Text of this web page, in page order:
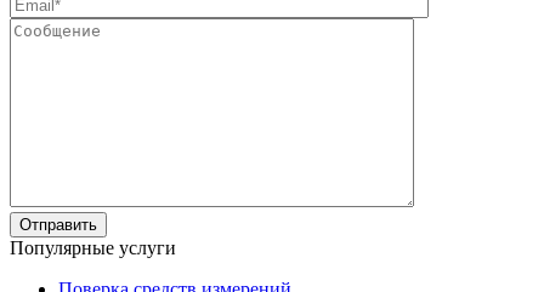
Популярные услуги